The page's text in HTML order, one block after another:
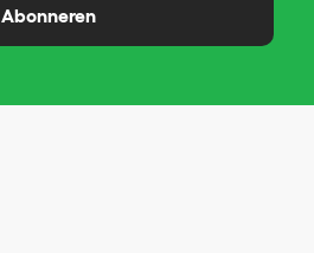
Abonneren